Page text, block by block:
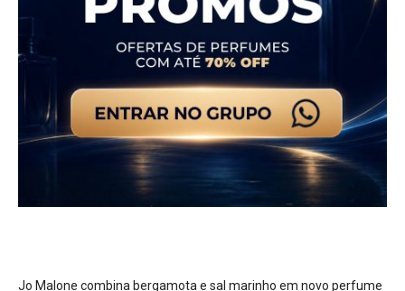
Jo Malone combina bergamota e sal marinho em novo perfume